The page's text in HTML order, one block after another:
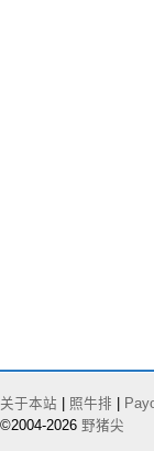
关于本站 照牛排
©2004-2026 野猪尖